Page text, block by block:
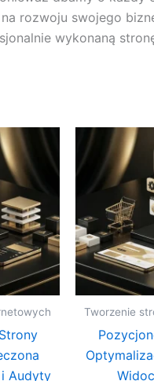
rozwoju swojego
wykonaną
i Audyty
Tworzenie